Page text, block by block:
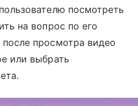
посмотреть
на вопрос по его
просмотра видео
или выбрать